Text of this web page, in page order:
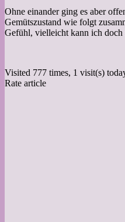
Ohne einander ging es aber
Gemütszustand wie folgt
Gefühl, vielleicht kann ich doch
Visited 777 times, 1 visit(s)
Rate article